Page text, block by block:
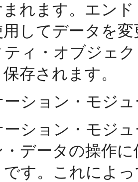
れます。エン
してデータを
ィ・オブジェ
存されます。
ーション・モジ
ーション・モジ
・データの操作
です。これによ